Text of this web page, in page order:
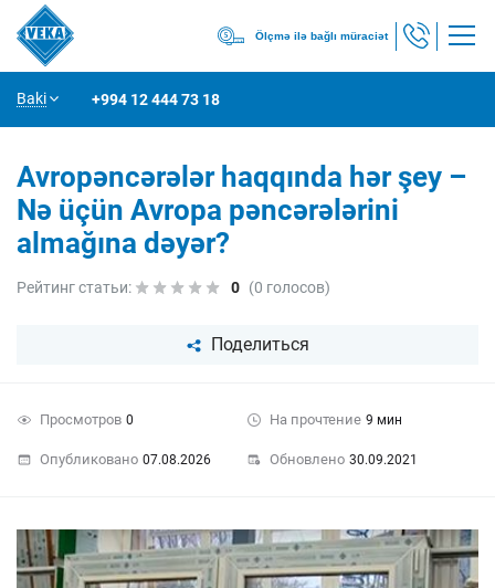
Ölçmə ilə bağlı müraciət
Baki +994 12 444 73 18
Avropəncərələr haqqında hər şey –
Nə üçün Avropa pəncərələrini
almağına dəyər?
Рейтинг статьи: 0 (0 голосов)
Telegram
WhatsApp
Я.Мессенджер
Поделиться
Просмотров 0 На прочтение 9 мин
Опубликовано 07.08.2026 Обновлено 30.09.2021